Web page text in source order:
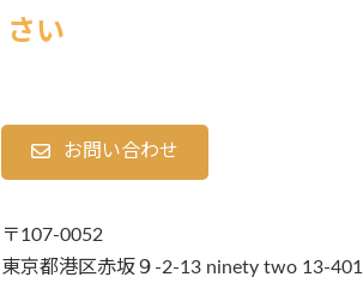
さい
お問い合わせ
〒107-0052
東京都港区赤坂９-2-13 ninety two 13-401